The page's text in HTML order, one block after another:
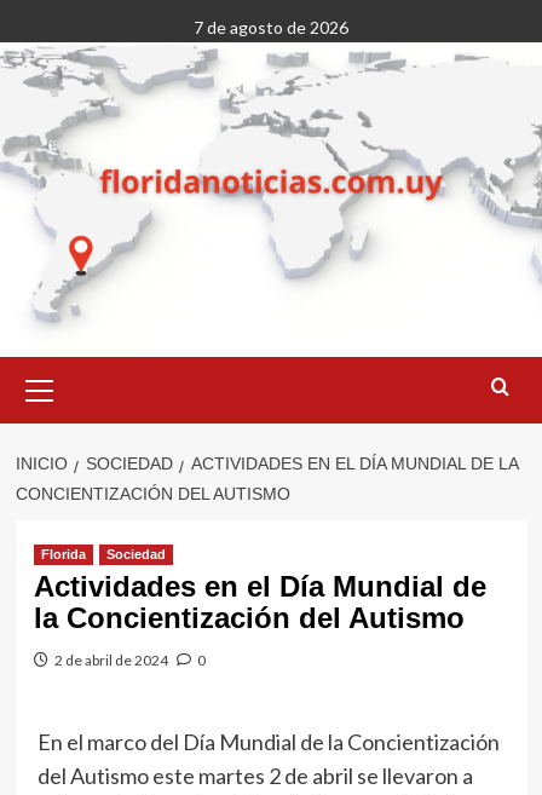
al
contenido
7 de agosto de 2026
primario
INICIO SOCIEDAD
ACTIVIDADES EN EL DÍA MUNDIAL DE LA
CONCIENTIZACIÓN DEL AUTISMO
Florida Sociedad
Actividades en el Día Mundial de
la Concientización del Autismo
2 de abril de 2024 0
En el marco del Día Mundial de la Concientización
del Autismo este martes 2 de abril se llevaron a